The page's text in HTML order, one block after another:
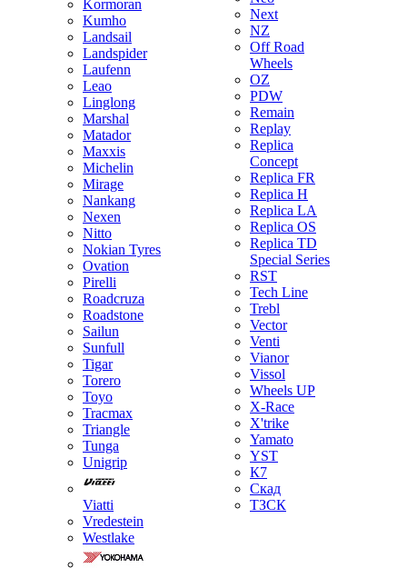
Kormoran
Kumho
Landsail
Landspider
Laufenn
Leao
Linglong
Marshal
Matador
Maxxis
Michelin
Mirage
Nankang
Nexen
Nitto
Nokian Tyres
Ovation
Pirelli
Roadcruza
Roadstone
Sailun
Sunfull
Tigar
Torero
Toyo
Tracmax
Triangle
Tunga
Unigrip
Viatti
Vredestein
Westlake
Next
NZ
Off Road
Wheels
OZ
PDW
Remain
Replay
Replica
Concept
Replica FR
Replica H
Replica LA
Replica OS
Replica TD
Special Series
RST
Tech Line
Trebl
Vector
Venti
Vianor
Vissol
Wheels UP
X-Race
X'trike
Yamato
YST
К7
Скад
ТЗСК